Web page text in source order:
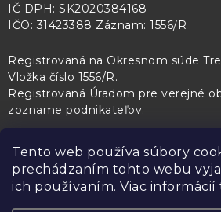
Tento web používa súbory
prechádzaním tohto webu
ich používaním. Viac informácií
IČ DPH: SK2020384168
IČO: 31423388 Záznam: 1556/R
Registrovaná na Okresnom súde
Vložka číslo 1556/R.
Registrovaná Úradom pre verejné
zozname podnikateľov.
PL Servis Kontroltech Technický